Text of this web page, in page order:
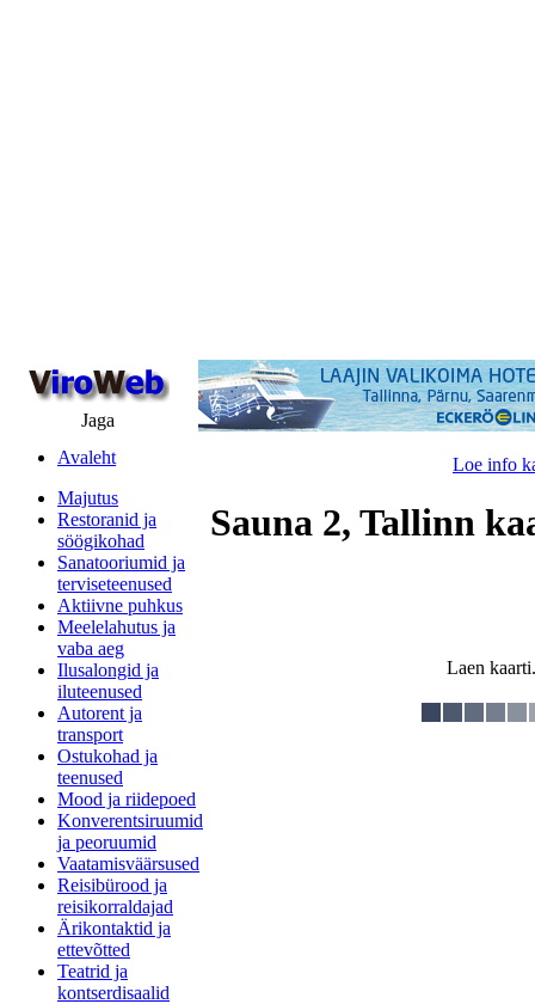
Jaga
Avaleht
Majutus
Restoranid ja
söögikohad
Sanatooriumid ja
terviseteenused
Aktiivne puhkus
Meelelahutus ja
vaba aeg
Ilusalongid ja
iluteenused
Autorent ja
transport
Ostukohad ja
teenused
Mood ja riidepoed
Konverentsiruumid
ja peoruumid
Vaatamisväärsused
Reisibürood ja
reisikorraldajad
Ärikontaktid ja
ettevõtted
Teatrid ja
kontserdisaalid
Loe info
Sauna 2, Tallinn
Laen